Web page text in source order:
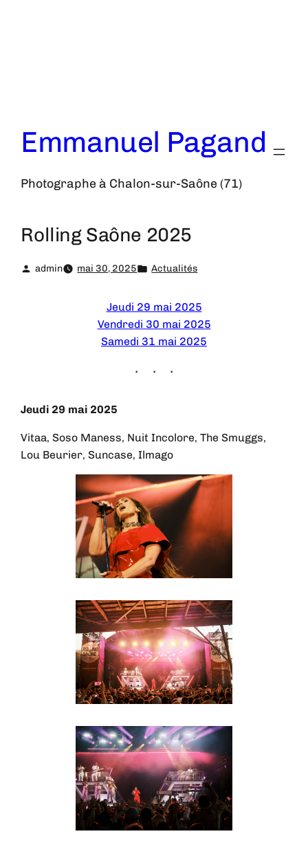
Emmanuel Pagand
Photographe à Chalon-sur-Saône (71)
Rolling Saône 2025
admin mai 30, 2025 Actualités
Jeudi 29 mai 2025
Vendredi 30 mai 2025
Samedi 31 mai 2025
Jeudi 29 mai 2025
Vitaa, Soso Maness, Nuit Incolore, The Smuggs,
Lou Beurier, Suncase, Ilmago